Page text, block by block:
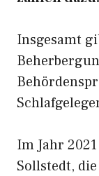
Insgesamt
Im Jahr
Sollstedt,